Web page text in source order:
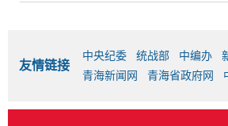
友情链接
中央纪委 统战部 中编办
青海新闻网
青海省政府网